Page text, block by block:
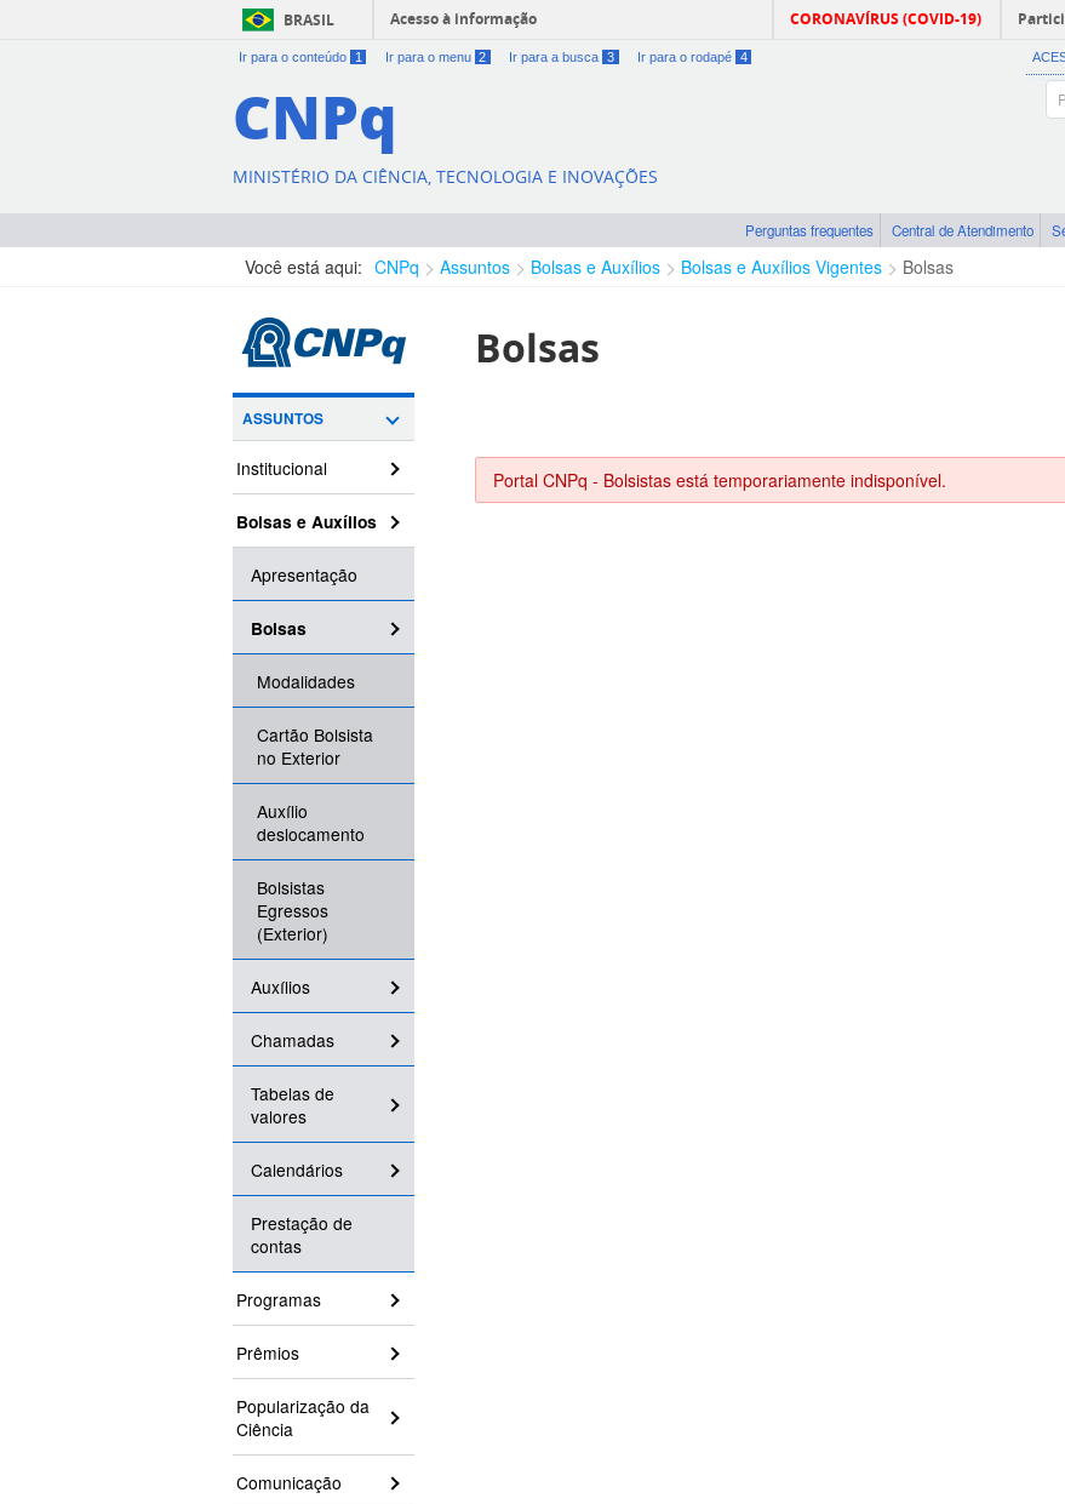
BRASIL Acesso à informação CORONAVÍRUS (COVID-19)
Ir para o conteúdo 1 Ir para o menu 2 Ir para a busca 3 Ir para o rodapé 4
CNPq
MINISTÉRIO DA CIÊNCIA, TECNOLOGIA E INOVAÇÕES
Perguntas frequentes Central de Atendimento
Você está aqui: CNPq Assuntos Bolsas e Auxílios Bolsas e Auxílios Vigentes Bolsas
ASSUNTOS
Institucional
Bolsas e Auxílios
Apresentação
Bolsas
Modalidades
Cartão Bolsista
no Exterior
Auxílio
deslocamento
Bolsistas
Egressos
(Exterior)
Auxílios
Chamadas
Tabelas de
valores
Calendários
Prestação de
contas
Programas
Prêmios
Popularização da
Ciência
Comunicação
Bolsas
Portal CNPq - Bolsistas está temporariamente indisponível.